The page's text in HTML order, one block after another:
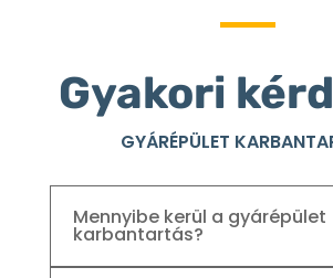
Gyakori
GYÁRÉPÜLET
Mennyibe kerül a gyárépület
karbantartás?